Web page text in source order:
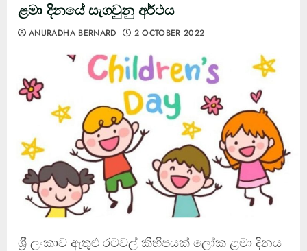
ළමා දිනයේ සැගවුනු අර්ථය
ANURADHA BERNARD 2 OCTOBER 2022
ශ්‍රී ලංකාව ඇතුළු රටවල් කිහිපයක් ලෝක ළමා දිනය